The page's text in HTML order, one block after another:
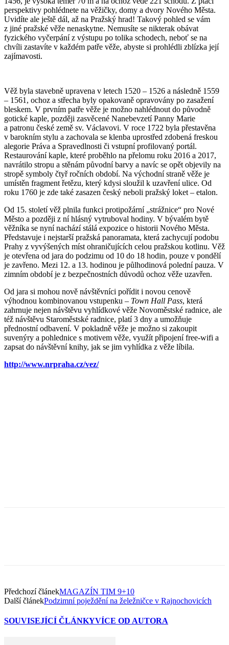
perspektivy pohlédnete na věžičky, domy a dvory Nového Města.
Uvidíte ale ještě dál, až na Pražský hrad! Takový pohled se vám
z jiné pražské věže nenaskytne. Nemusíte se nikterak obávat
fyzického vyčerpání z výstupu po tolika schodech, neboť se na
chvíli zastavíte v každém patře věže, abyste si prohlédli zblízka její
zajímavosti.
Věž byla stavebně upravena v letech 1520 – 1526 a následně 1559
– 1561, ochoz a střecha byly opakovaně opravovány po zasažení
bleskem. V prvním patře věže je možno nahlédnout do původně
gotické kaple, později zasvěcené Nanebevzetí Panny Marie
a patronu české země sv. Václavovi. V roce 1722 byla přestavěna
v barokním stylu a zachovala se klenba uprostřed zdobená freskou
alegorie Práva a Spravedlnosti či vstupní profilovaný portál.
Restaurování kaple, které proběhlo na přelomu roku 2016 a 2017,
navrátilo stropu a stěnám původní barvy a navíc se opět objevily na
stropě symboly čtyř ročních období. Na východní straně věže je
umístěn fragment řetězu, který kdysi sloužil k uzavření ulice. Od
roku 1760 je zde také zasazen český neboli pražský loket – etalon.
Od 15. století věž plnila funkci protipožární „strážnice“ pro Nové
Město a později z ní hlásný vytruboval hodiny. V bývalém bytě
věžníka se nyní nachází stálá expozice o historii Nového Města.
Představuje i nejstarší pražská panoramata, která zachycují podobu
Prahy z vyvýšených míst ohraničujících celou pražskou kotlinu. Věž
je otevřena od jara do podzimu od 10 do 18 hodin, pouze v pondělí
je zavřeno. Mezi 12. a 13. hodinou je půlhodinová polední pauza. V
zimním období je z bezpečnostních důvodů ochoz věže uzavřen.
Od jara si mohou nově návštěvníci pořídit i novou cenově
výhodnou kombinovanou vstupenku – Town Hall Pass, která
zahrnuje nejen návštěvu vyhlídkové věže Novoměstské radnice, ale
též návštěvu Staroměstské radnice, platí 3 dny a umožňuje
přednostní odbavení. V pokladně věže je možno si zakoupit
suvenýry a pohlednice s motivem věže, využít připojení free-wifi a
zapsat do návštěvní knihy, jak se jim vyhlídka z věže líbila.
http://www.nrpraha.cz/vez/
Předchozí článekMAGAZÍN TIM 9+10
Další článekPodzimní poježdění na želežničce v Rajnochovicích
SOUVISEJÍCÍ ČLÁNKYVÍCE OD AUTORA